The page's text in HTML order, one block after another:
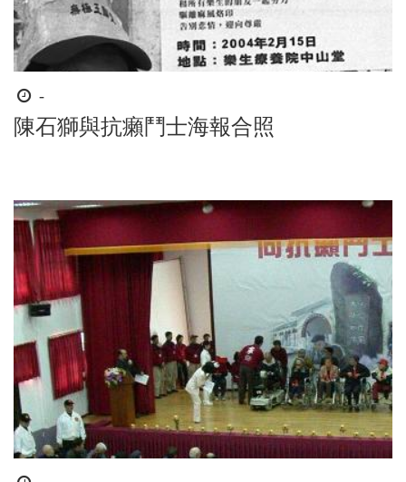
時
間
起
-
陳石獅與抗癩鬥士海報合照